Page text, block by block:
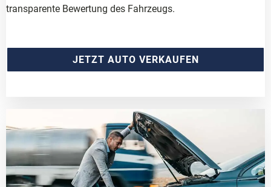
transparente Bewertung des Fahrzeugs.
JETZT AUTO VERKAUFEN